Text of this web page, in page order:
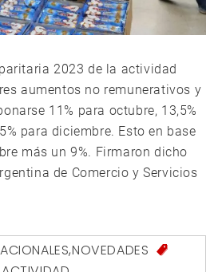
2023 de la actividad
aumentos no remunerativos y
11% para octubre, 13,5%
para diciembre. Esto en base
más un 9%. Firmaron dicho
de Comercio y Servicios
,NOVEDADES